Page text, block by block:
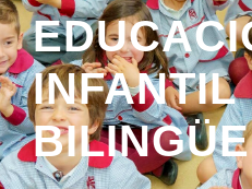
INFANTIL
BILINGÜE